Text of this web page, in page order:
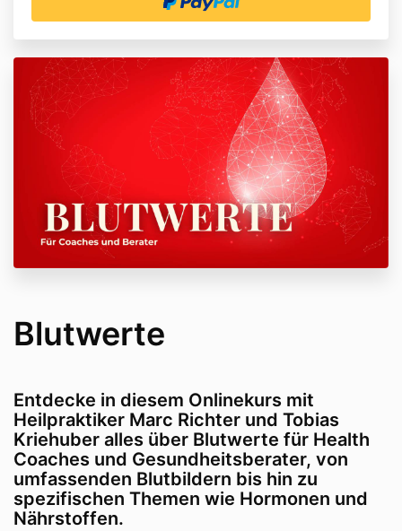
Blutwerte
Entdecke in diesem Onlinekurs mit
Heilpraktiker Marc Richter und Tobias
Kriehuber alles über Blutwerte für Health
Coaches und Gesundheitsberater, von
umfassenden Blutbildern bis hin zu
spezifischen Themen wie Hormonen und
Nährstoffen.